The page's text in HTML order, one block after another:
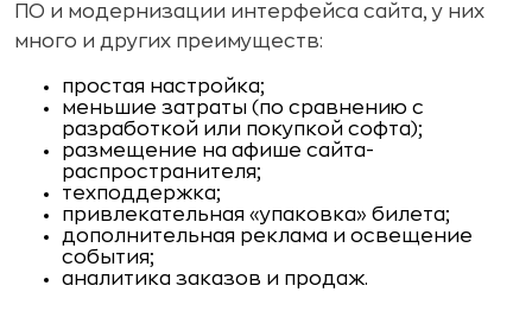
ПО и модернизации интерфейса сайта, у них
много и других преимуществ:
простая настройка;
меньшие затраты (по сравнению с
разработкой или покупкой софта);
размещение на афише сайта-
распространителя;
техподдержка;
привлекательная «упаковка» билета;
дополнительная реклама и освещение
события;
аналитика заказов и продаж.